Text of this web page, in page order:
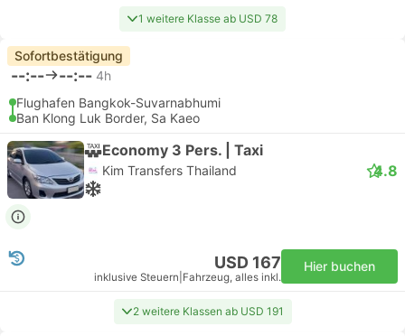
1 weitere Klasse ab USD 78
Sofortbestätigung
--:-- --:-- 4h
Flughafen Bangkok-Suvarnabhumi
Ban Klong Luk Border, Sa Kaeo
Economy 3 Pers. | Taxi
Kim Transfers Thailand 4.8
USD 167
inklusive Steuern Fahrzeug, alles inkl.
Hier buchen
2 weitere Klassen ab USD 191